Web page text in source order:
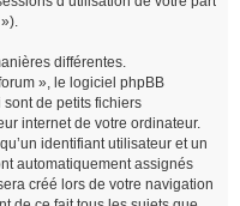
différentes.
», le logiciel phpBB
de petits fichiers
internet de votre ordinateur.
identifiant utilisateur et un
automatiquement assignés
créé lors de votre navigation